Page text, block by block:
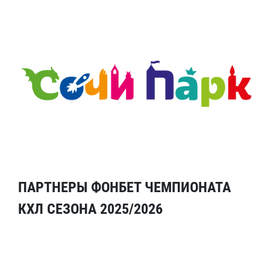
ПАРТНЕРЫ ФОНБЕТ ЧЕМПИОНАТА
КХЛ СЕЗОНА 2025/2026